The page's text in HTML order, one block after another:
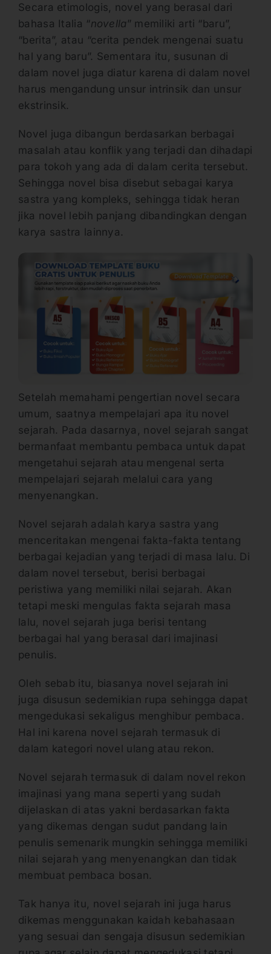
Secara etimologis, novel yang berasal dari
bahasa Italia “novella” memiliki arti “baru”,
“berita”, atau “cerita pendek mengenai suatu
hal yang baru”. Sementara itu, susunan di
dalam novel juga diatur karena di dalam novel
harus mengandung unsur intrinsik dan unsur
ekstrinsik.
Novel juga dibangun berdasarkan berbagai
masalah atau konflik yang terjadi dan dihadapi
para tokoh yang ada di dalam cerita tersebut.
Sehingga novel bisa disebut sebagai karya
sastra yang kompleks, sehingga tidak heran
jika novel lebih panjang dibandingkan dengan
karya sastra lainnya.
Setelah memahami pengertian novel secara
umum, saatnya mempelajari apa itu novel
sejarah. Pada dasarnya, novel sejarah sangat
bermanfaat membantu pembaca untuk dapat
mengetahui sejarah atau mengenal serta
mempelajari sejarah melalui cara yang
menyenangkan.
Novel sejarah adalah karya sastra yang
menceritakan mengenai fakta-fakta tentang
berbagai kejadian yang terjadi di masa lalu. Di
dalam novel tersebut, berisi berbagai
peristiwa yang memiliki nilai sejarah. Akan
tetapi meski mengulas fakta sejarah masa
lalu, novel sejarah juga berisi tentang
berbagai hal yang berasal dari imajinasi
penulis.
Oleh sebab itu, biasanya novel sejarah ini
juga disusun sedemikian rupa sehingga dapat
mengedukasi sekaligus menghibur pembaca.
Hal ini karena novel sejarah termasuk di
dalam kategori novel ulang atau rekon.
Novel sejarah termasuk di dalam novel rekon
imajinasi yang mana seperti yang sudah
dijelaskan di atas yakni berdasarkan fakta
yang dikemas dengan sudut pandang lain
penulis semenarik mungkin sehingga memiliki
nilai sejarah yang menyenangkan dan tidak
membuat pembaca bosan.
Tak hanya itu, novel sejarah ini juga harus
dikemas menggunakan kaidah kebahasaan
yang sesuai dan sengaja disusun sedemikian